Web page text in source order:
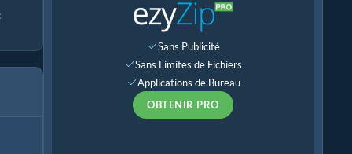
Sans Publicité
Sans Limites de Fichiers
Applications de Bureau
OBTENIR PRO